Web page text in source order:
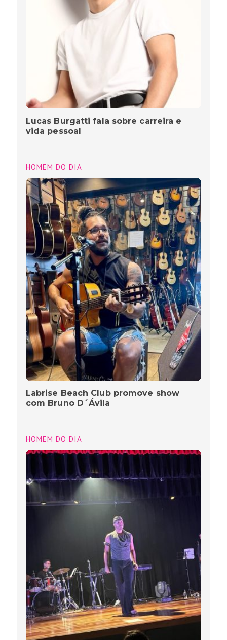
Lucas Burgatti fala sobre carreira e
vida pessoal
HOMEM DO DIA
Labrise Beach Club promove show
com Bruno D´Ávila
HOMEM DO DIA